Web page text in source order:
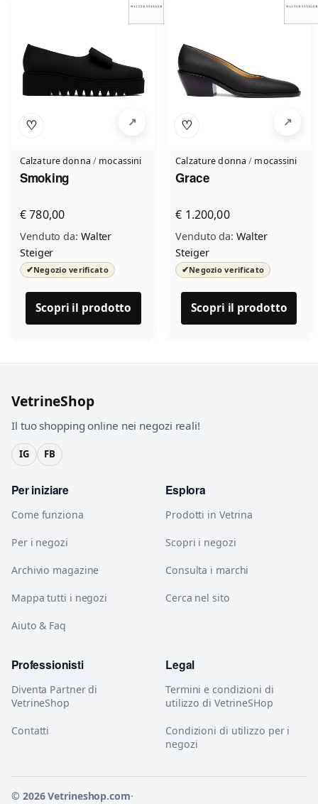
♡
Calzature donna / mocassini
Smoking
€ 780,00
Venduto da: Walter
Steiger
✔Negozio verificato
Scopri il prodotto
♡
Calzature donna / mocassini
Grace
€ 1.200,00
Venduto da: Walter
Steiger
✔Negozio verificato
Scopri il prodotto
VetrineShop
Il tuo shopping online nei negozi reali!
IG FB
Per iniziare
Come funziona
Per i negozi
Archivio magazine
Mappa tutti i negozi
Aiuto & Faq
Esplora
Prodotti in Vetrina
Scopri i negozi
Consulta i marchi
Cerca nel sito
Professionisti
Diventa Partner di
VetrineShop
Contatti
Legal
Termini e condizioni di
utilizzo di VetrineSHop
Condizioni di utilizzo per i
negozi
© 2026 Vetrineshop.com·